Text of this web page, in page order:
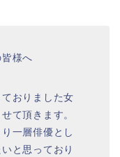
様へ
おりました女
て頂きます。
一層俳優とし
と思っており